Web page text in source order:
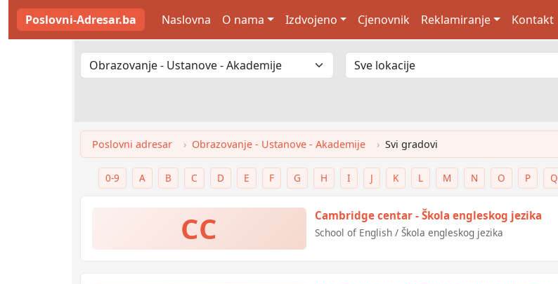
Poslovni-Adresar.ba Naslovna O nama Izdvojeno Cjenovnik Reklamiranje Kontakt
Poslovni adresar Obrazovanje - Ustanove - Akademije Svi gradovi
0-9 A B C D E F G H I J K L M N O P Q
CC Cambridge centar - Škola engleskog jezika
School of English / Škola engleskog jezika